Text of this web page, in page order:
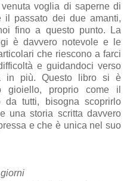
voglia di saperne di
passato dei due amanti,
fino a questo punto. La
è davvero notevole e le
che riescono a farci
e guidandoci verso
in più. Questo libro si è
gioiello, proprio come il
da tutti, bisogna scoprirlo
una storia scritta davvero
e che è unica nel suo